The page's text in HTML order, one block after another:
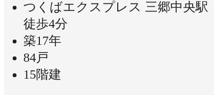
つくばエクスプレス 三郷中央駅
徒歩4分
築17年
84戸
15階建